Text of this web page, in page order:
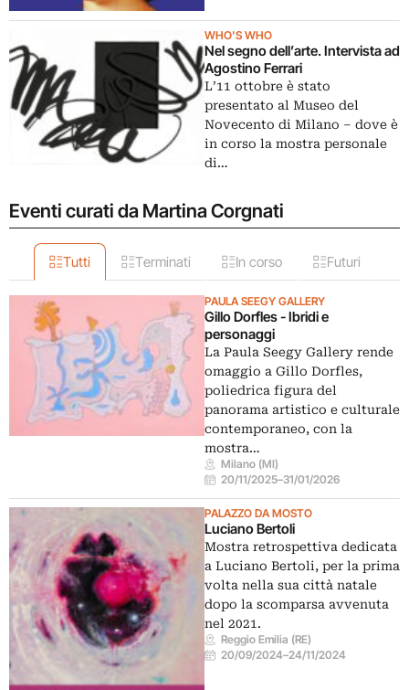
WHO'S WHO
Nel segno dell’arte. Intervista ad
Agostino Ferrari
L’11 ottobre è stato
presentato al Museo del
Novecento di Milano ‒ dove è
in corso la mostra personale
di…
Eventi curati da Martina Corgnati
Tutti Terminati In corso Futuri
PAULA SEEGY GALLERY
Gillo Dorfles - Ibridi e
personaggi
La Paula Seegy Gallery rende
omaggio a Gillo Dorfles,
poliedrica figura del
panorama artistico e culturale
contemporaneo, con la
mostra…
Milano (MI)
20/11/2025–31/01/2026
PALAZZO DA MOSTO
Luciano Bertoli
Mostra retrospettiva dedicata
a Luciano Bertoli, per la prima
volta nella sua città natale
dopo la scomparsa avvenuta
nel 2021.
Reggio Emilia (RE)
20/09/2024–24/11/2024